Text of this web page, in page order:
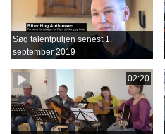
Søg talentpuljen senest 1.
september 2019
02:20